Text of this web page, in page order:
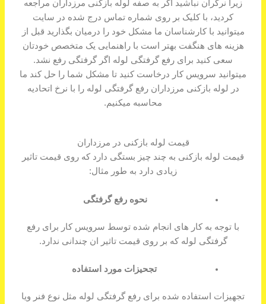
زیرا نرگران نباشید اگر به صفه لوله بازکنی مرزداران مراجعه
کردید، با کلیک بر روی شماره تماس درج شده در سایت
میتوانید با کارشناسان ما مشکل خود را درمیان بگذارید قبل از
هزینه های هنگفت بهتر است با راهنمایی یک متخصص خودتان
سعی کنید برای رفع گرفتگی لوله اگر گرفتگی رفع نشد.
میتوانید سرویس کار درخاست کنید تا مشکل شما را حل کند ما
در لوله بازکنی مرزداران رفع گرفتگی لوله را با نرخ اتحادیه
محاسبه میکنیم.
قیمت لوله بازکنی در مرزداران
قیمت لوله بازکنی به چند چیز بستگی دارد که روی قیمت تاثیر
زیادی دارد به طور مثال:
نحوه رفع گرفتگی
با توجه به کار های انجام شده توسط سرویس کار برای رفع
گرفتگی لوله که بر روی قیمت تاثیر ان چندانی ندارد.
تجحیزات مورد استفاده
تجهیزات استفاده شده برای رفع گرفتگی لوله مثل نوع فنر ویا